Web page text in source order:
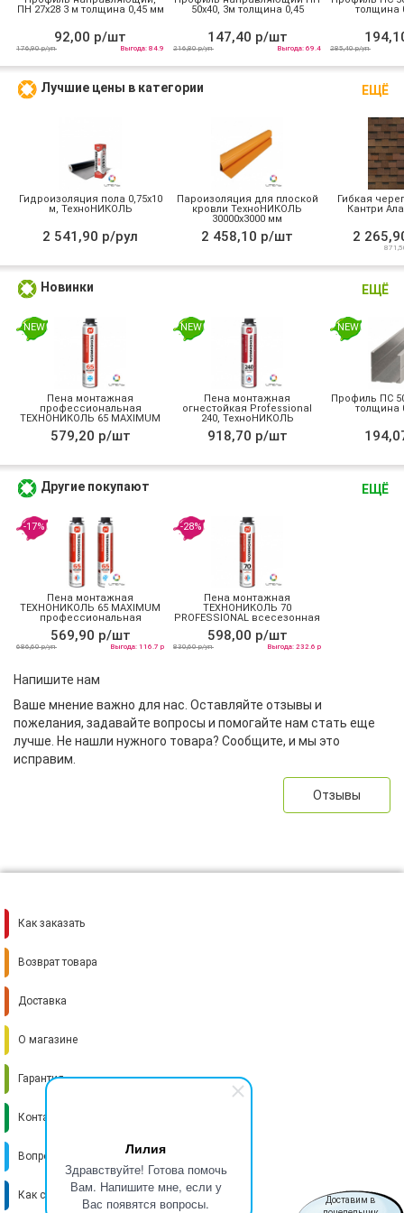
Лилия
Здравствуйте! Готова помочь
Вам. Напишите мне, если у
Вас появятся вопросы.
Доставим в
ПН 27х28 3 м толщина 0,45 мм
92,00 р/шт
176,90 р/уп Выгода: 84.9
50х40, 3м толщина 0,45
147,40 р/шт
216,80 р/уп Выгода: 69.4
толщина
285,40 р/уп
ЕЩЁ
Лучшие цены в категории
Гидроизоляция пола 0,75х10
м, ТехноНИКОЛЬ
2 541,90 р/рул
Пароизоляция для плоской
кровли ТехноНИКОЛЬ
30000х3000 мм
2 458,10 р/шт
Гибкая
Кантри
2
ЕЩЁ
Новинки
NEW
Пена монтажная
профессиональная
ТЕХНОНИКОЛЬ 65 MAXIMUM
зимняя
579,20 р/шт
NEW
Пена монтажная
огнестойкая Professional
240, ТехноНИКОЛЬ
918,70 р/шт
NEW
Профиль ПС
толщина
ЕЩЁ
Другие покупают
-17%
Пена монтажная
ТЕХНОНИКОЛЬ 65 MAXIMUM
профессиональная
всесезонная
569,90 р/шт
686,60 р/уп Выгода: 116.7 р
-28%
Пена монтажная
ТЕХНОНИКОЛЬ 70
PROFESSIONAL всесезонная
598,00 р/шт
830,60 р/уп Выгода: 232.6 р
Напишите нам
Ваше мнение важно для нас. Оставляйте отзывы и
пожелания, задавайте вопросы и помогайте нам стать еще
лучше. Не нашли нужного товара? Сообщите, и мы это
исправим.
Отзывы
Как заказать
Возврат товара
Доставка
О магазине
Гарантия
Контакты
Вопрос-ответ
Как стать поставщиком